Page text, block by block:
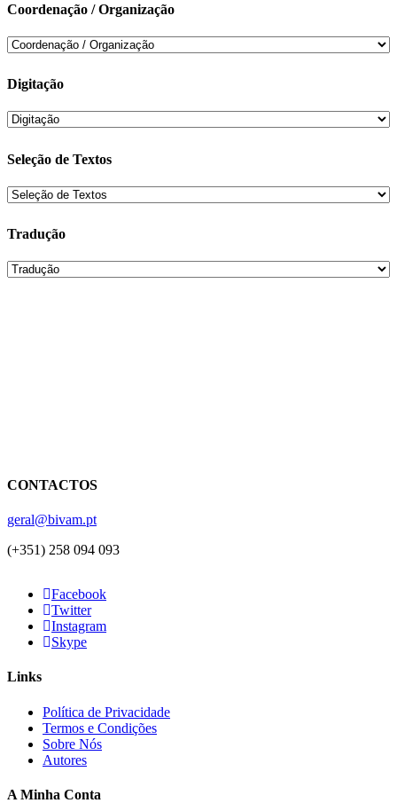
Coordenação / Organização
Digitação
Seleção de Textos
Tradução
CONTACTOS
geral@bivam.pt
(+351) 258 094 093
Facebook
Twitter
Instagram
Skype
Links
Política de Privacidade
Termos e Condições
Sobre Nós
Autores
A Minha Conta